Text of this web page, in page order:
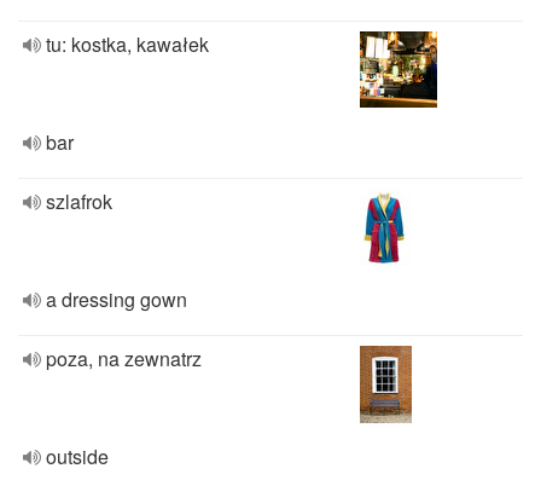
tu: kostka, kawałek
bar
szlafrok
a dressing gown
poza, na zewnatrz
outside